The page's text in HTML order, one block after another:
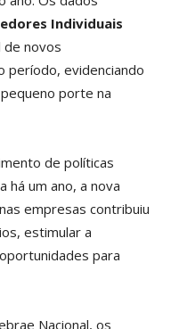
Individuais
novos
período, evidenciando
porte na
de políticas
há um ano, a nova
empresas contribuiu
estimular a
para
Nacional, os